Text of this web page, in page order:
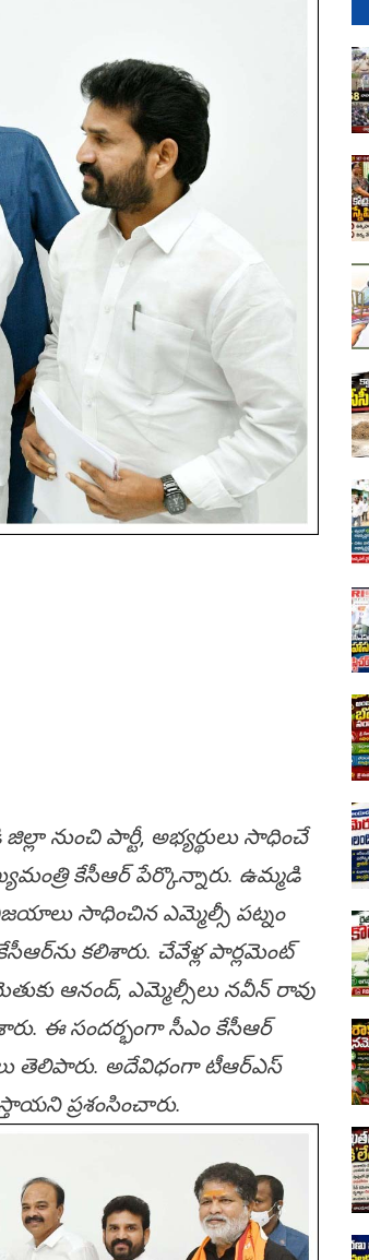
నుంచి పార్టీ, అభ్య‌ర్థులు సాధించే
కేసీఆర్ పేర్కొన్నారు. ఉమ్మ‌డి
విజ‌యాలు సాధించిన ఎమ్మెల్సీ ప‌ట్నం
క‌లిశారు. చేవేళ్ల పార్ల‌మెంట్
ఆనంద్, ఎమ్మెల్సీలు నవీన్ రావు
ఈ సంద‌ర్భంగా సీఎం కేసీఆర్
తెలిపారు. అదేవిధంగా టీఆర్ఎస్
ప్రశంసించారు.